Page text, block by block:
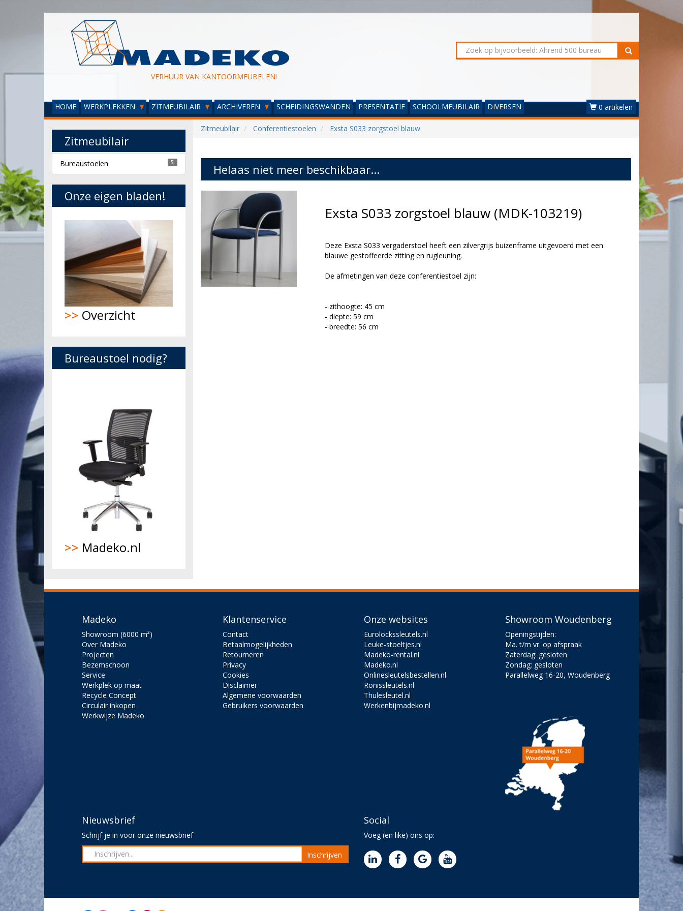
VERHUUR VAN KANTOORMEUBELEN!
HOME WERKPLEKKEN ZITMEUBILAIR ARCHIVEREN SCHEIDINGSWANDEN PRESENTATIE SCHOOLMEUBILAIR DIVERSEN 0 artikelen
Zitmeubilair Conferentiestoelen Exsta S033 zorgstoel blauw
Helaas niet meer beschikbaar...
Exsta S033 zorgstoel blauw (MDK-103219)
Deze Exsta S033 vergaderstoel heeft een zilvergrijs buizenframe uitgevoerd met een
blauwe gestoffeerde zitting en rugleuning.
De afmetingen van deze conferentiestoel zijn:
- zithoogte: 45 cm
- diepte: 59 cm
- breedte: 56 cm
Zitmeubilair
Bureaustoelen 5
Onze eigen bladen!
>> Overzicht
Bureaustoel nodig?
>> Madeko.nl
Madeko
Showroom (6000 m²)
Over Madeko
Projecten
Bezemschoon
Service
Werkplek op maat
Recycle Concept
Circulair inkopen
Werkwijze Madeko
Klantenservice
Contact
Betaalmogelijkheden
Retourneren
Privacy
Cookies
Disclaimer
Algemene voorwaarden
Gebruikers voorwaarden
Onze websites
Eurolockssleutels.nl
Leuke-stoeltjes.nl
Madeko-rental.nl
Madeko.nl
Onlinesleutelsbestellen.nl
Ronissleutels.nl
Thulesleutel.nl
Werkenbijmadeko.nl
Showroom Woudenberg
Openingstijden:
Ma. t/m vr. op afspraak
Zaterdag: gesloten
Zondag: gesloten
Parallelweg 16-20, Woudenberg
Nieuwsbrief
Schrijf je in voor onze nieuwsbrief
Inschrijven
Social
Voeg (en like) ons op: